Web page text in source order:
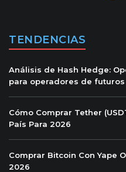
TENDENCIAS
Análisis de Hash Hedge:
para operadores de
Cómo Comprar Tether
País Para 2026
Comprar Bitcoin Con Yape
2026